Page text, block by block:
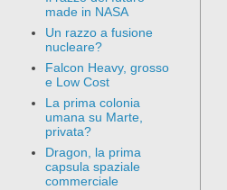
made in NASA
Un razzo a fusione
nucleare?
Falcon Heavy, grosso
e Low Cost
La prima colonia
umana su Marte,
privata?
Dragon, la prima
capsula spaziale
commerciale